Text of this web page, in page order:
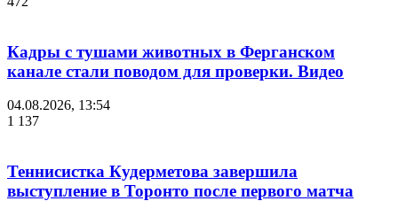
Кадры с тушами животных в Ферганском
канале стали поводом для проверки. Видео
04.08.2026, 13:54
1 137
Теннисистка Кудерметова завершила
выступление в Торонто после первого матча